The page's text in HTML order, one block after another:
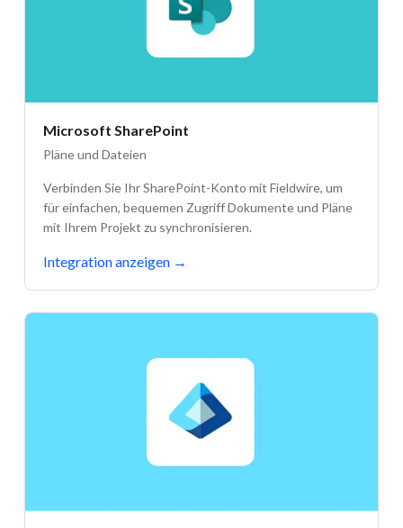
Microsoft SharePoint
Pläne und Dateien
Verbinden Sie Ihr SharePoint-Konto mit Fieldwire, um
für einfachen, bequemen Zugriff Dokumente und Pläne
mit Ihrem Projekt zu synchronisieren.
Integration anzeigen →